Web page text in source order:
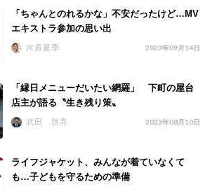
「ちゃんとのれるかな」不安だったけど…MV
エキストラ参加の思い出
河原夏季 2023年09月14日
「縁日メニューだいたい網羅」 下町の屋台
店主が語る〝生き残り策〟
武田 啓亮 2023年08月10日
ライフジャケット、みんなが着ていなくて
も…子どもを守るための準備